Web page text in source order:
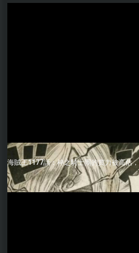
海賊王1177話：神之騎士團的實力被高估